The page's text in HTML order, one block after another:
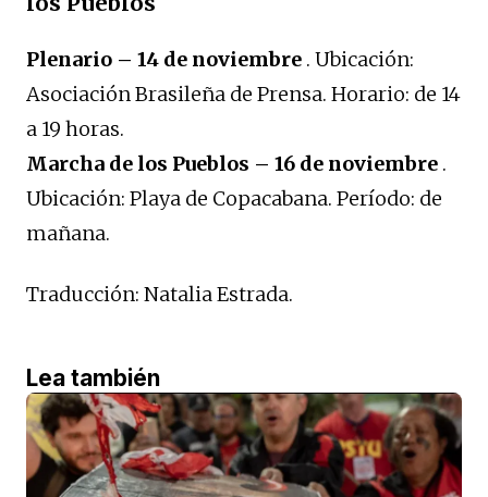
Plenario – 14 de noviembre . Ubicación:
Asociación Brasileña de Prensa. Horario: de 14
a 19 horas.
Marcha de los Pueblos – 16 de noviembre .
Ubicación: Playa de Copacabana. Período: de
mañana.
Traducción: Natalia Estrada.
Lea también